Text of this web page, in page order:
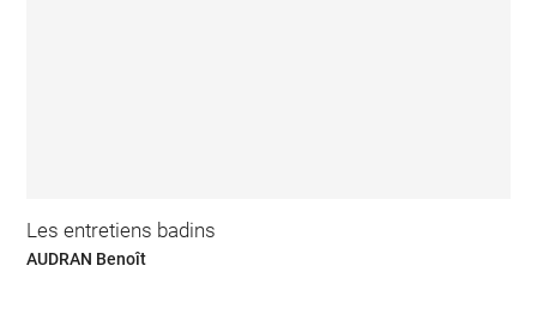
Les entretiens badins
AUDRAN Benoît